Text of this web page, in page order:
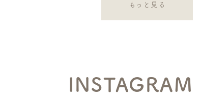
もっと見る
INSTAGRAM